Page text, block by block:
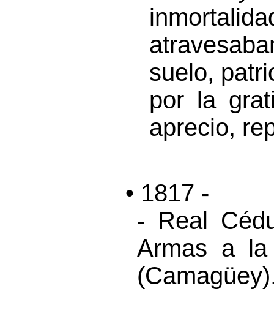
suelo,
por la
aprecio,
• 1817 -
- Real
Armas a la